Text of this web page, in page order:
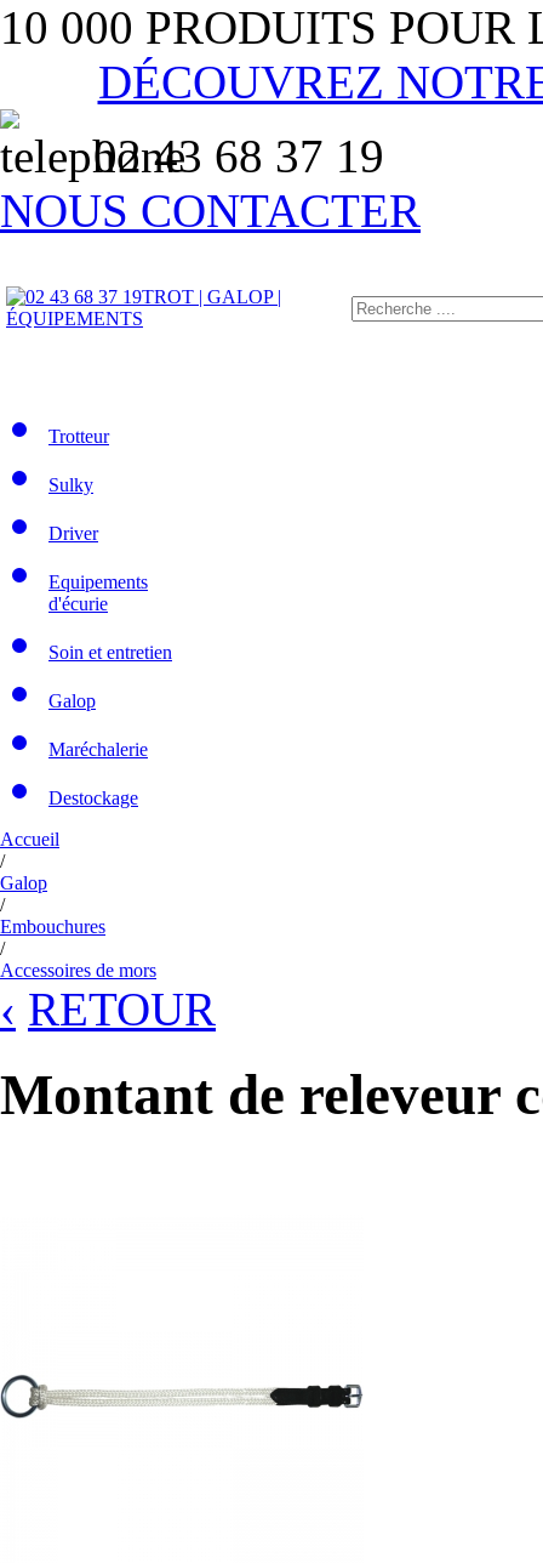
10 000 PRODUITS
DÉCOUVREZ
02 43 68 37 19
NOUS CONTACTER
TROT | GALOP |
ÉQUIPEMENTS
Trotteur
Sulky
Driver
Equipements
d'écurie
Soin et entretien
Galop
Maréchalerie
Destockage
Accueil
/
Galop
/
Embouchures
/
Accessoires de mors
‹ RETOUR
Montant de releveur